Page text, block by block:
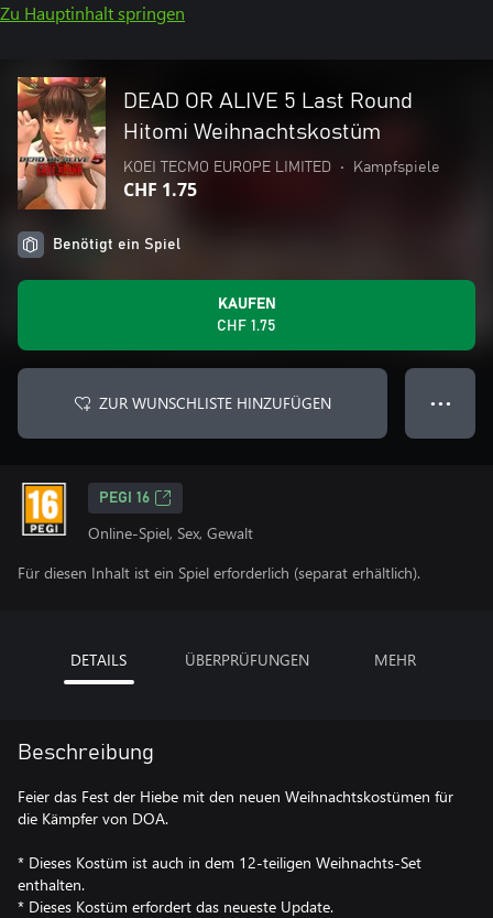
Zu Hauptinhalt springen
DEAD OR ALIVE 5 Last Round
Hitomi Weihnachtskostüm
KOEI TECMO EUROPE LIMITED • Kampfspiele
CHF 1.75
Benötigt ein Spiel
KAUFEN
CHF 1.75
ZUR WUNSCHLISTE HINZUFÜGEN ● ● ●
PEGI 16
Online-Spiel, Sex, Gewalt
Für diesen Inhalt ist ein Spiel erforderlich (separat erhältlich).
DETAILS ÜBERPRÜFUNGEN MEHR
Beschreibung
Feier das Fest der Hiebe mit den neuen Weihnachtskostümen für
die Kämpfer von DOA.
* Dieses Kostüm ist auch in dem 12-teiligen Weihnachts-Set
enthalten.
* Dieses Kostüm erfordert das neueste Update.